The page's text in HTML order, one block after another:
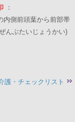
：
内側前頭葉から前部帯
んぶたいじょうかい)
護・チェックリスト